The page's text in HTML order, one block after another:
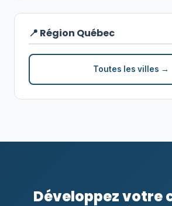
📍 Région Québec
Toutes les villes →
Développez votre